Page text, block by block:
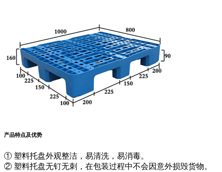
产品特点及优势
① 塑料托盘外观整洁，易清洗，易消毒。
② 塑料托盘无钉无刺，在包装过程中不会因意外损毁货物。